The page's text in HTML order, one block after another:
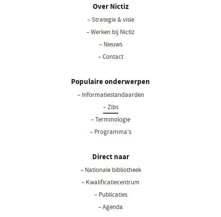
Over Nictiz
– Strategie & visie
– Werken bij Nictiz
– Nieuws
– Contact
Populaire onderwerpen
– Informatiestandaarden
– Zibs
– Terminologie
– Programma's
Direct naar
– Nationale bibliotheek(opent
– Kwalificatiecentrum
– Publicaties
– Agenda